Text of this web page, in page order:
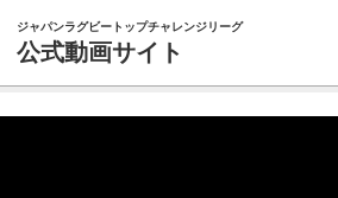
ジャパンラグビートップチャレンジリーグ
公式動画サイト